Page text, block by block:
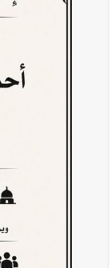
يرويها لبنان